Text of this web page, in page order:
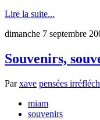
Lire la suite...
dimanche 7 septembre
Souvenirs,
Parxave pensées
miam
souvenirs